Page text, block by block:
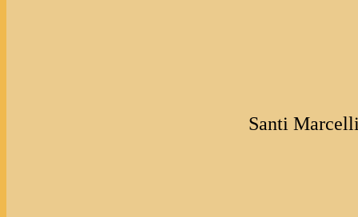
Santi